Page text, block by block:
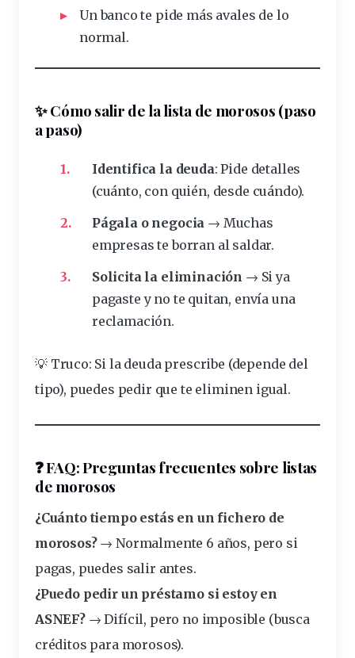
Unbanco te pide más avales de lo
normal.
✨Cómo salir de la lista de morosos (paso
a paso)
Identifica la deuda: Pide detalles
(cuánto, con quién, desde cuándo).
Págala o negocia → Muchas
empresas te borran al saldar.
Solicita la eliminación → Si ya
pagaste y no te quitan, envía una
reclamación.
💡 Truco: Si la deuda prescribe (depende del
tipo), puedes pedir que te eliminen igual.
❓FAQ: Preguntas frecuentes sobre listas
de morosos
¿Cuánto tiempo estás en un fichero de
morosos?→ Normalmente 6 años, pero si
pagas, puedes salir antes.
¿Puedo pedir un préstamo si estoy en
ASNEF?→ Difícil, pero no imposible (busca
créditos para morosos).